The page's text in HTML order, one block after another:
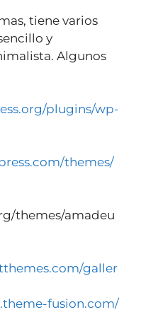
tiene varios
y
Algunos
plugins/wp-
themes/
themes/amadeu
galler
fusion.com/